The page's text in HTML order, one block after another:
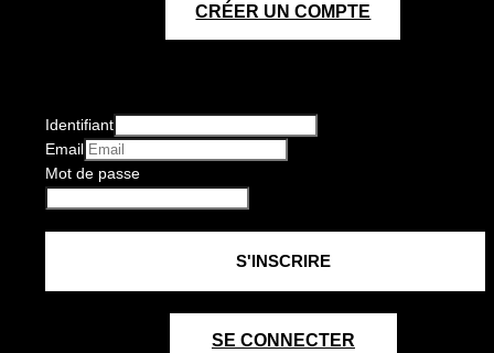
CRÉER UN COMPTE
Identifiant
Email
Mot de passe
SE CONNECTER